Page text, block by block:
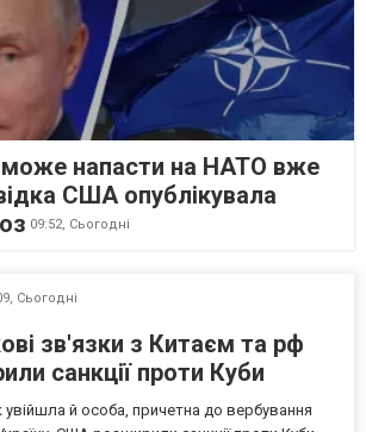
може напасти на НАТО вже
США опублікувала
09:52, Сьогодні
Сьогодні
зв'язки з Китаєм та рф
санкції проти Куби
увійшла й особа, причетна до вербування